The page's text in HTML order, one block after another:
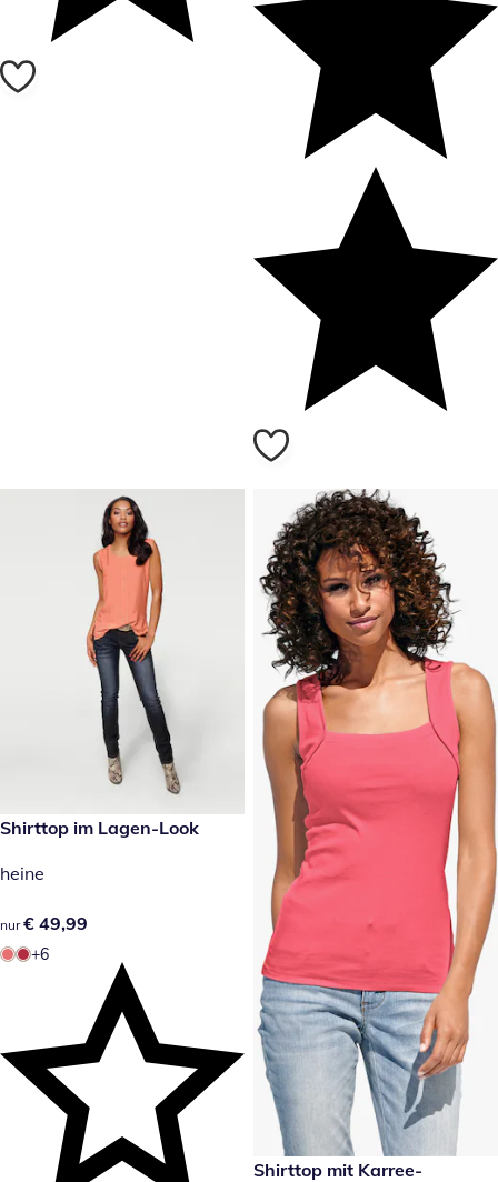
€ 49,99
Shirttop im Lagen-Look
heine
€ 49,99
nur € 49,99
+6
€ 18,99
Shirttop mit Karree-